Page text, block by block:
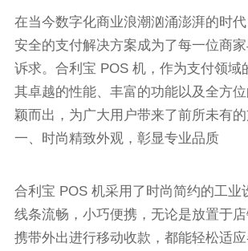
在当今数字化商业浪潮汹涌澎湃的时代
安全的支付解决方案成为了每一位商
诉求。合利宝 POS 机，作为支付领域
其卓越的性能、丰富的功能以及全方
颖而出，为广大用户带来了前所未有的
一、时尚精致外观，彰显专业品质
合利宝 POS 机采用了时尚简约的工业
线条流畅，小巧便携，无论是放置于
携带外出进行移动收款，都能轻松适